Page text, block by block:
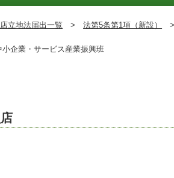
立地法届出一覧 > 法第5条第1項（新設）
>
企業・サービス産業振興班